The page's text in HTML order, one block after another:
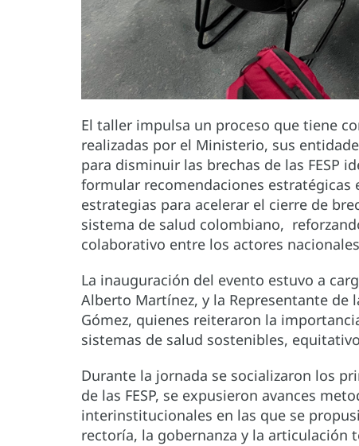
El taller impulsa un proceso que tiene
realizadas por el Ministerio, sus
para disminuir las brechas de las FESP
formular recomendaciones
estrategias para acelerar el cierre de
sistema de salud colombiano,
colaborativo entre los actores
La inauguración del evento estuvo a
Alberto Martínez, y la Representante de
Gómez, quienes reiteraron la
sistemas de salud sostenibles,
Durante la jornada se socializaron los
de las FESP, se expusieron avances
interinstitucionales en las que se
rectoría, la gobernanza y la articulación